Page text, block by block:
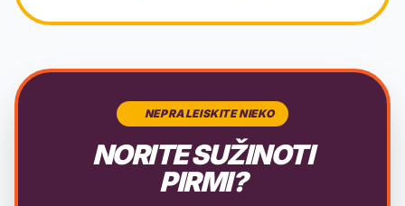
NEPRALEISKITE NIEKO
NORITE SUŽINOTI
PIRMI?